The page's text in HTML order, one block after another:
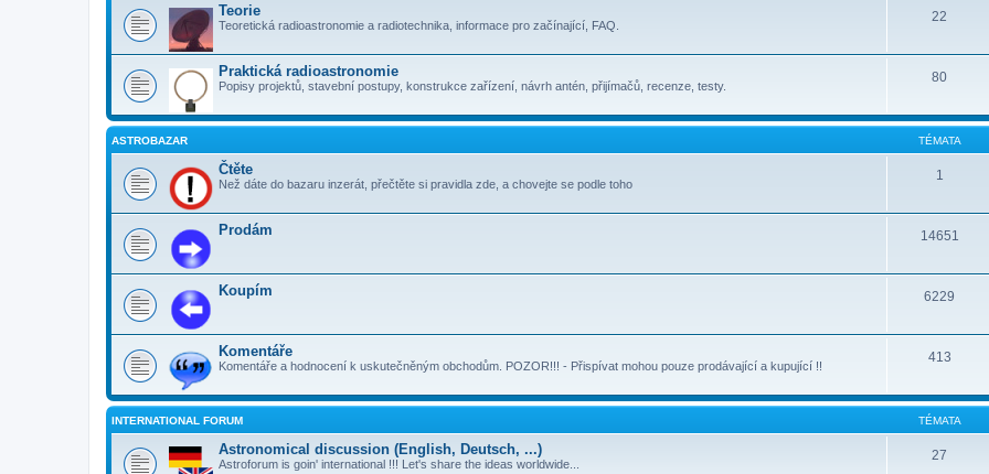
Teorie
Teoretická radioastronomie a radiotechnika, informace pro začínající, FAQ.
22
Praktická radioastronomie
Popisy projektů, stavební postupy, konstrukce zařízení, návrh antén, přijímačů, recenze, testy.
80
ASTROBAZAR TÉMATA
Čtěte
Než dáte do bazaru inzerát, přečtěte si pravidla zde, a chovejte se podle toho
1
Prodám 14651
Koupím 6229
Komentáře
Komentáře a hodnocení k uskutečněným obchodům. POZOR!!! - Přispívat mohou pouze prodávající a kupující !!
413
INTERNATIONAL FORUM TÉMATA
Astronomical discussion (English, Deutsch, ...)
Astroforum is goin' international !!! Let's share the ideas worldwide...
27